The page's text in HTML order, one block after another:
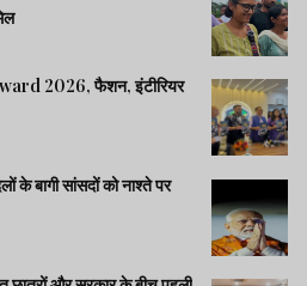
2026, फैशन, इंटीरियर
के बागी सांसदों को नाश्ते पर